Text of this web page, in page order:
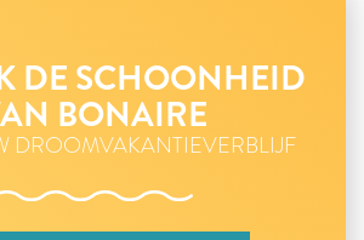
DE SCHOONHEID
BONAIRE
DROOMVAKANTIEVERBLIJF